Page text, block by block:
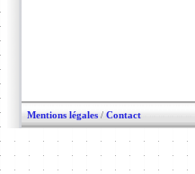
Mentions légales / Contact